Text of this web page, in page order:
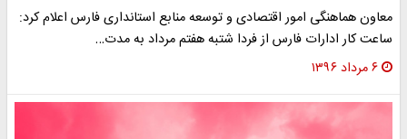
معاون هماهنگی امور اقتصادی و توسعه منابع استانداری فارس اعلام کرد:
ساعت کار ادارات فارس از فردا شتبه هفتم مرداد به مدت…
۶ مرداد ۱۳۹۶